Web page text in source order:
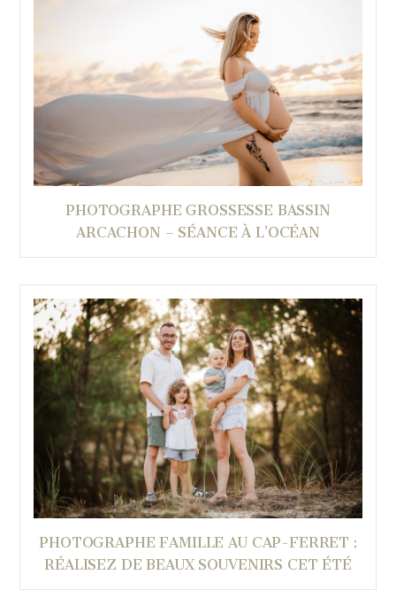
PHOTOGRAPHE GROSSESSE BASSIN
ARCACHON – SÉANCE À L’OCÉAN
PHOTOGRAPHE FAMILLE AU CAP-FERRET :
RÉALISEZ DE BEAUX SOUVENIRS CET ÉTÉ